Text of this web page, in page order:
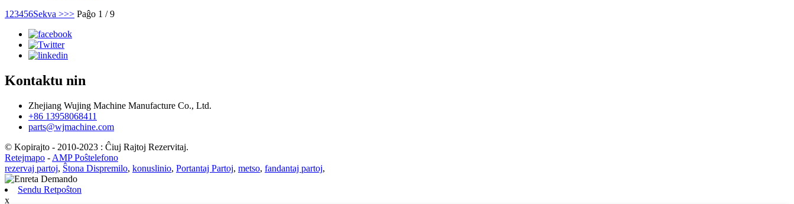
1 23456Sekva >>> Paĝo 1 / 9
Kontaktu nin
Zhejiang Wujing Machine Manufacture Co., Ltd.
+86 13958068411
parts@wjmachine.com
© Kopirajto - 2010-2023 : Ĉiuj Rajtoj Rezervitaj.
Retejmapo - AMP Poŝtelefono
rezervaj partoj, Ŝtona Dispremilo, konuslinio, Portantaj Partoj, metso, fandantaj partoj,
Sendu Retpoŝton
x